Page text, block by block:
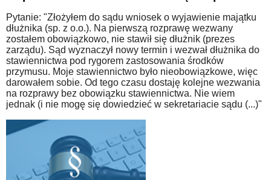
Pytanie: "Złożyłem do sądu wniosek o wyjawienie majątku
dłużnika (sp. z o.o.). Na pierwszą rozprawę wezwany
zostałem obowiązkowo, nie stawił się dłużnik (prezes
zarządu). Sąd wyznaczył nowy termin i wezwał dłużnika do
stawiennictwa pod rygorem zastosowania środków
przymusu. Moje stawiennictwo było nieobowiązkowe, więc
darowałem sobie. Od tego czasu dostaję kolejne wezwania
na rozprawy bez obowiązku stawiennictwa. Nie wiem
jednak (i nie mogę się dowiedzieć w sekretariacie sądu (...)"